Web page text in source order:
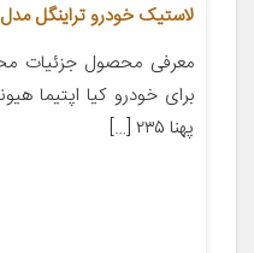
لاستیک خودرو تراینگل مدل TH201 سایز 235/45R18
پهنا ۲۳۵ […]